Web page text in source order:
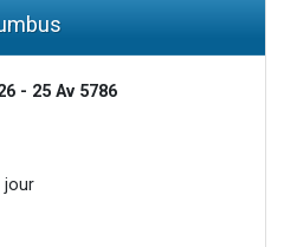
- 25 Av 5786
jour